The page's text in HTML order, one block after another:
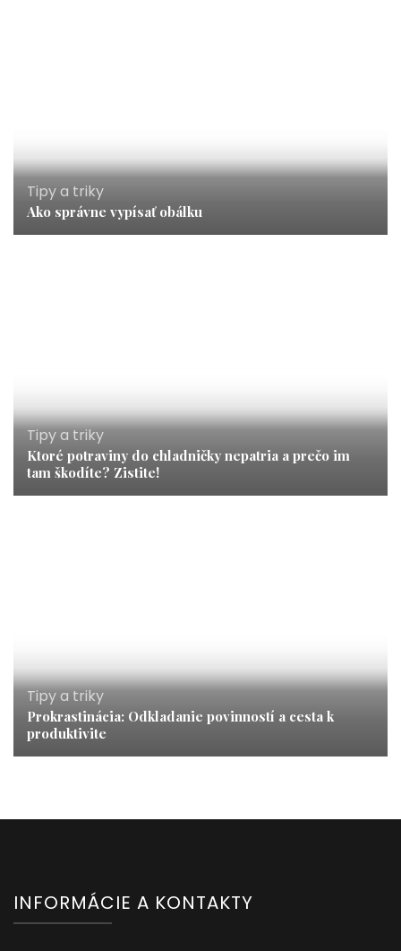
Tipy a triky
Ako správne vypísať obálku
Tipy a triky
Ktoré potraviny do chladničky nepatria a prečo im
tam škodíte? Zistite!
Tipy a triky
Prokrastinácia: Odkladanie povinností a cesta k
produktivite
INFORMÁCIE A KONTAKTY